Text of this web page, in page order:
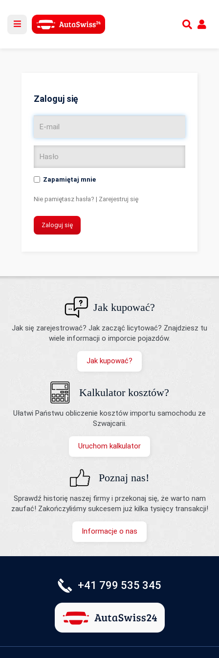
Zaloguj się
Zapamiętaj mnie
Nie pamiętasz hasła? | Zarejestruj się
Zaloguj się
Jak kupować?
Jak się zarejestrować? Jak zacząć licytować? Znajdziesz tu
wiele informacji o imporcie pojazdów.
Jak kupować?
Kalkulator kosztów?
Ułatwi Państwu obliczenie kosztów importu samochodu ze
Szwajcarii.
Uruchom kalkulator
Poznaj nas!
Sprawdź historię naszej firmy i przekonaj się, że warto nam
zaufać! Zakończyliśmy sukcesem już kilka tysięcy transakcji!
Informacje o nas
+41 799 535 345